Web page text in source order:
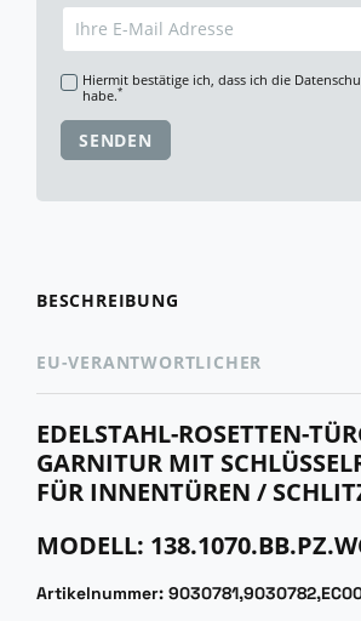
Hiermit bestätige ich, dass ich die
habe.*
SENDEN
BESCHREIBUNG
EU-VERANTWORTLICHER
EDELSTAHL-ROSETTEN-
GARNITUR MIT
FÜR INNENTÜREN /
MODELL:
Artikelnummer: